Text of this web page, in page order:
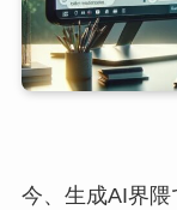
今、生成AI界